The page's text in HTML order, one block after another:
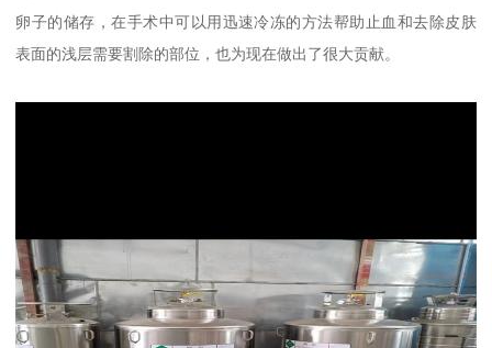
卵子的储存，在手术中可以用迅速冷冻的方法帮助止血和去除皮肤
表面的浅层需要割除的部位，也为现在做出了很大贡献。